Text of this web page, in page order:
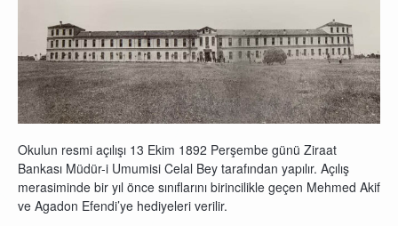
Okulun resmi açılışı 13 Ekim 1892 Perşembe günü Ziraat
Bankası Müdür-i Umumisi Celal Bey tarafından yapılır. Açılış
merasiminde bir yıl önce sınıflarını birincilikle geçen Mehmed Akif
ve Agadon Efendi’ye hediyeleri verilir.